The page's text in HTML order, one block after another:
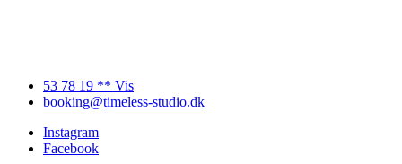
53 78 19 ** Vis
booking@timeless-studio.dk
Instagram
Facebook